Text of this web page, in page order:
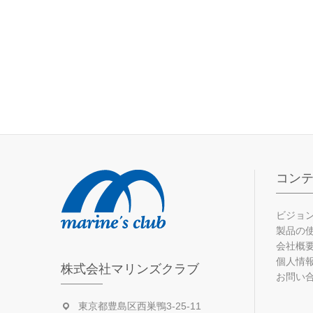
株式会社マリンズクラブ
東京都豊島区西巣鴨3-25-11
コン
ビジョ
製品の
会社概
個人情
お問い